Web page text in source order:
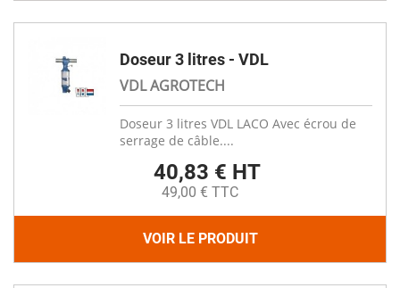
Doseur 3 litres - VDL
VDL AGROTECH
Doseur 3 litres VDL LACO Avec écrou de
serrage de câble....
40,83 € HT
49,00 € TTC
VOIR LE PRODUIT